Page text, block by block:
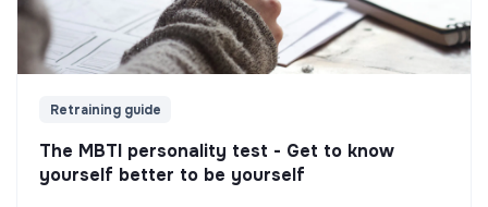
Retraining guide
The MBTI personality test - Get to know
yourself better to be yourself